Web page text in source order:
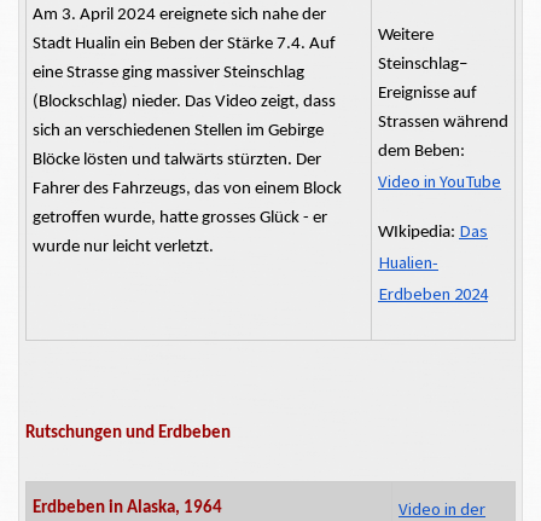
Am 3. April 2024 ereignete sich nahe der
Stadt Hualin ein Beben der Stärke 7.4. Auf
eine Strasse ging massiver Steinschlag
(Blockschlag) nieder. Das Video zeigt, dass
sich an verschiedenen Stellen im Gebirge
Blöcke lösten und talwärts stürzten. Der
Fahrer des Fahrzeugs, das von einem Block
getroffen wurde, hatte grosses Glück - er
wurde nur leicht verletzt.
Weitere
Steinschlag–
Ereignisse auf
Strassen während
dem Beben:
Video in YouTube
WIkipedia: Das
Hualien-
Erdbeben 2024
Rutschungen und Erdbeben
Erdbeben in Alaska, 1964
Video in der